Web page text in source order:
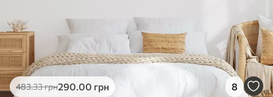
483.33грн290.00 грн 8